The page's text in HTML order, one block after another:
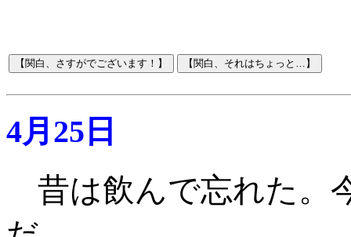
4月25日
昔は飲んで忘れた。